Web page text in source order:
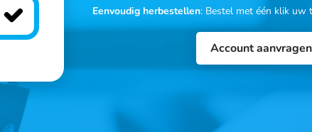
Eenvoudig herbestellen: Bestel met één klik uw
Account aanvragen